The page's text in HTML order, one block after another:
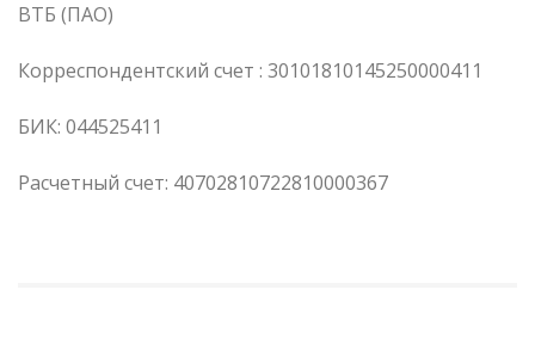
ВТБ (ПАО)
Корреспондентский счет : 30101810145250000411
БИК: 044525411
Расчетный счет: 40702810722810000367